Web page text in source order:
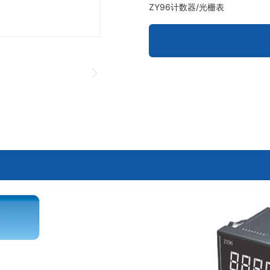
ZY96计数器/光栅表